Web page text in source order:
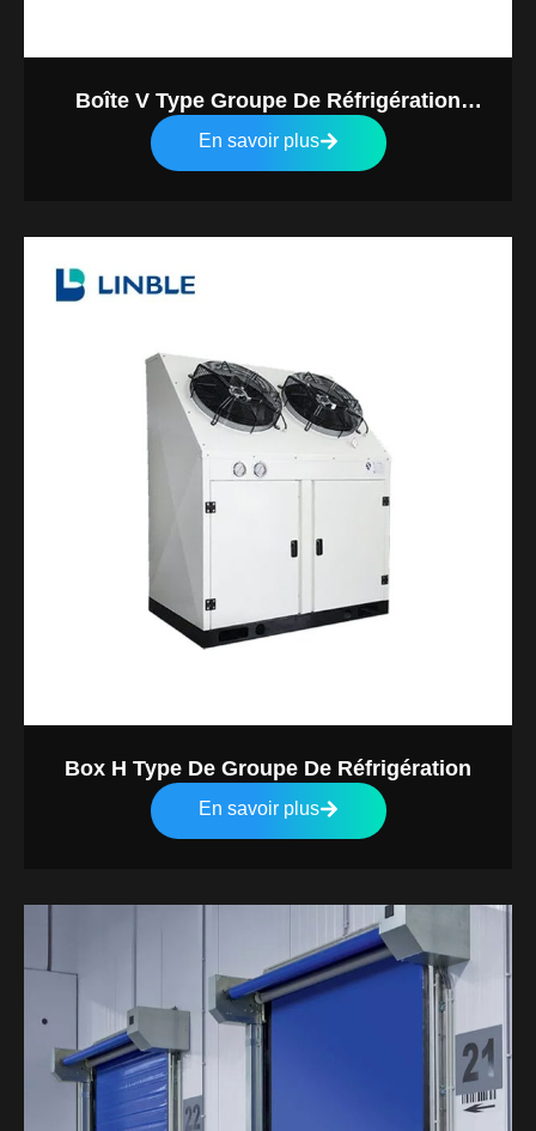
Boîte V Type Groupe De Réfrigération
(Gauche Et Droite Entier)
En savoir plus
Box H Type De Groupe De Réfrigération
En savoir plus